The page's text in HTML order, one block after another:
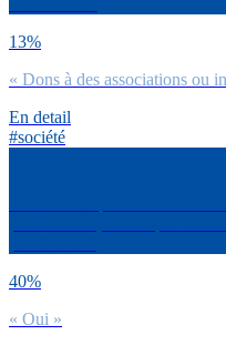
13%
« Dons à des associations ou
En detail
#société
40%
« Oui »